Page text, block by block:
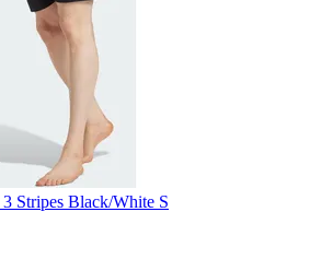
Stripes Black/White S